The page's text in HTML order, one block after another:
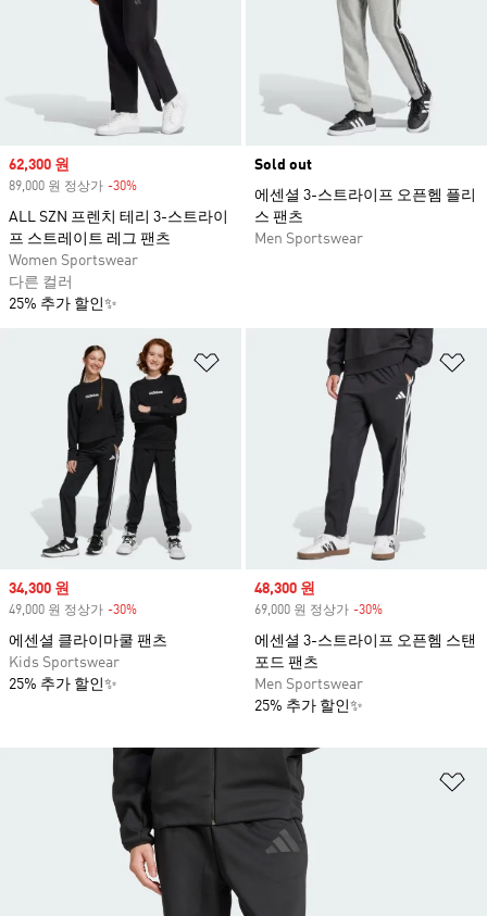
Sale price
62,300 원
89,000 원 정상가 -30%
ALL SZN 프렌치 테리 3-스트라이
프 스트레이트 레그 팬츠
Women Sportswear
다른 컬러
25% 추가 할인✨
Sold out
에센셜 3-스트라이프 오픈헴 플리
스 팬츠
Men Sportswear
위시리스트 담기
Sale price
34,300 원
49,000 원 정상가 -30%
에센셜 클라이마쿨 팬츠
Kids Sportswear
25% 추가 할인✨
Sale price
48,300 원
69,000 원 정상가 -30%
에센셜 3-스트라이프 오픈헴 스탠
포드 팬츠
Men Sportswear
25% 추가 할인✨